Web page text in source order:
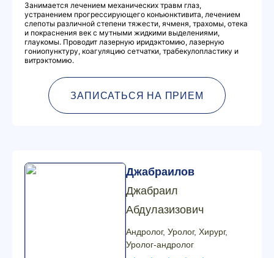
Занимается лечением механических травм глаз,
устранением прогрессирующего конъюнктивита, лечением
слепоты различной степени тяжести, ячменя, трахомы, отека
и покраснения век с мутными жидкими выделениями,
глаукомы. Проводит лазерную иридэктомию, лазерную
гониопунктуру, коагуляцию сетчатки, трабекулопластику и
витрэктомию.
ЗАПИСАТЬСЯ НА ПРИЕМ
Джабраилов
Джабраил
Абдулазизович
Андролог, Уролог, Хирург,
Уролог-андролог